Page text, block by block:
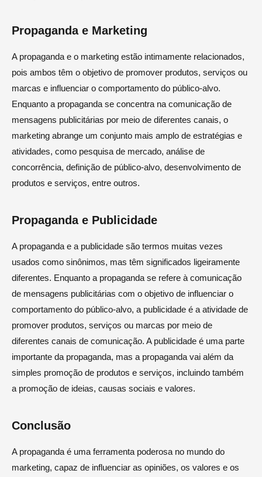
Propaganda e Marketing
A propaganda e o marketing estão intimamente relacionados,
pois ambos têm o objetivo de promover produtos, serviços ou
marcas e influenciar o comportamento do público-alvo.
Enquanto a propaganda se concentra na comunicação de
mensagens publicitárias por meio de diferentes canais, o
marketing abrange um conjunto mais amplo de estratégias e
atividades, como pesquisa de mercado, análise de
concorrência, definição de público-alvo, desenvolvimento de
produtos e serviços, entre outros.
Propaganda e Publicidade
A propaganda e a publicidade são termos muitas vezes
usados como sinônimos, mas têm significados ligeiramente
diferentes. Enquanto a propaganda se refere à comunicação
de mensagens publicitárias com o objetivo de influenciar o
comportamento do público-alvo, a publicidade é a atividade de
promover produtos, serviços ou marcas por meio de
diferentes canais de comunicação. A publicidade é uma parte
importante da propaganda, mas a propaganda vai além da
simples promoção de produtos e serviços, incluindo também
a promoção de ideias, causas sociais e valores.
Conclusão
A propaganda é uma ferramenta poderosa no mundo do
marketing, capaz de influenciar as opiniões, os valores e os